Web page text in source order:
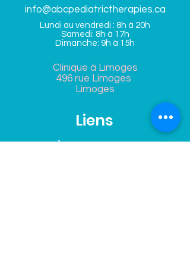
info@abcpediatrictherapies.ca
Lundi au vendredi : 8h à 20h
Samedi: 8h à 17h
Dimanche: 9h à 15h
Clinique à Limoges
496 rue Limoges
Limoges
Liens
À propos de nous